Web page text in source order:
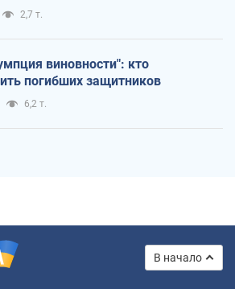
2,7 т.
виновности": кто
погибших защитников
6,2 т.
В начало